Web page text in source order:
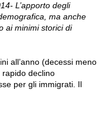
L’apporto degli
ma anche
ai minimi storici di
all’anno (decessi meno
rapido declino
per gli immigrati. Il